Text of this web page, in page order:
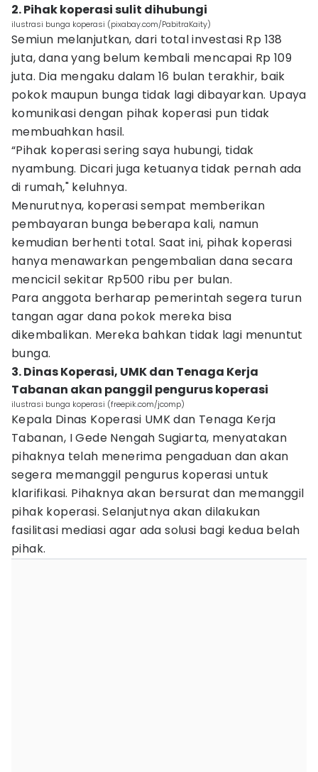
2. Pihak koperasi sulit dihubungi
ilustrasi bunga koperasi (pixabay.com/PabitraKaity)
Semiun melanjutkan, dari total investasi Rp 138
juta, dana yang belum kembali mencapai Rp 109
juta. Dia mengaku dalam 16 bulan terakhir, baik
pokok maupun bunga tidak lagi dibayarkan. Upaya
komunikasi dengan pihak koperasi pun tidak
membuahkan hasil.
“Pihak koperasi sering saya hubungi, tidak
nyambung. Dicari juga ketuanya tidak pernah ada
di rumah," keluhnya.
Menurutnya, koperasi sempat memberikan
pembayaran bunga beberapa kali, namun
kemudian berhenti total. Saat ini, pihak koperasi
hanya menawarkan pengembalian dana secara
mencicil sekitar Rp500 ribu per bulan.
Para anggota berharap pemerintah segera turun
tangan agar dana pokok mereka bisa
dikembalikan. Mereka bahkan tidak lagi menuntut
bunga.
3. Dinas Koperasi, UMK dan Tenaga Kerja
Tabanan akan panggil pengurus koperasi
ilustrasi bunga koperasi (freepik.com/jcomp)
Kepala Dinas Koperasi UMK dan Tenaga Kerja
Tabanan, I Gede Nengah Sugiarta, menyatakan
pihaknya telah menerima pengaduan dan akan
segera memanggil pengurus koperasi untuk
klarifikasi. Pihaknya akan bersurat dan memanggil
pihak koperasi. Selanjutnya akan dilakukan
fasilitasi mediasi agar ada solusi bagi kedua belah
pihak.